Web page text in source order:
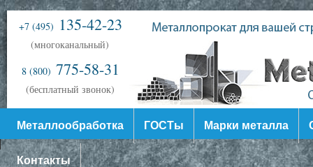
+7 (495) 135-42-23
(многоканальный)
8 (800) 775-58-31
(бесплатный звонок)
Металлообработка ГОСТы Марки металла
Контакты